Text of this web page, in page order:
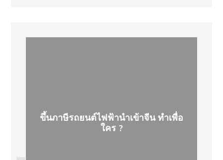
ขึ้นภาษีรถยนต์ไฟฟ้านำเข้าจีน ทำเพื่อ
ใคร ?